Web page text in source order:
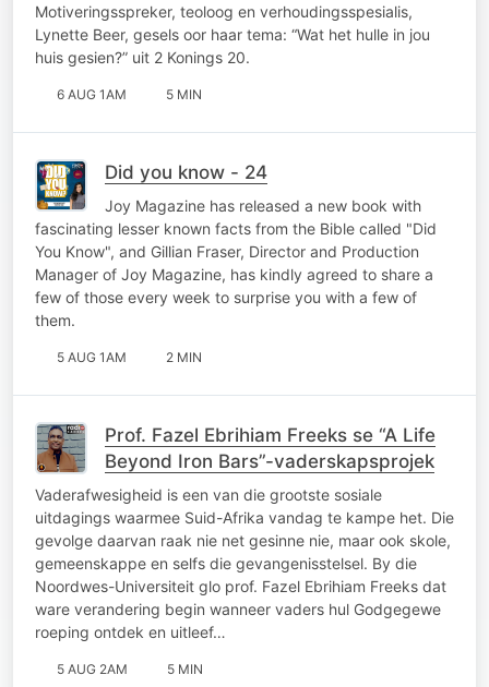
Motiveringsspreker, teoloog en verhoudingsspesialis,
Lynette Beer, gesels oor haar tema: “Wat het hulle in jou
huis gesien?” uit 2 Konings 20.
6 AUG 1AM 5 MIN
Did you know - 24
Joy Magazine has released a new book with
fascinating lesser known facts from the Bible called "Did
You Know", and Gillian Fraser, Director and Production
Manager of Joy Magazine, has kindly agreed to share a
few of those every week to surprise you with a few of
them.
5 AUG 1AM 2 MIN
Prof. Fazel Ebrihiam Freeks se “A Life
Beyond Iron Bars”-vaderskapsprojek
Vaderafwesigheid is een van die grootste sosiale
uitdagings waarmee Suid-Afrika vandag te kampe het. Die
gevolge daarvan raak nie net gesinne nie, maar ook skole,
gemeenskappe en selfs die gevangenisstelsel. By die
Noordwes-Universiteit glo prof. Fazel Ebrihiam Freeks dat
ware verandering begin wanneer vaders hul Godgegewe
roeping ontdek en uitleef…
5 AUG 2AM 5 MIN